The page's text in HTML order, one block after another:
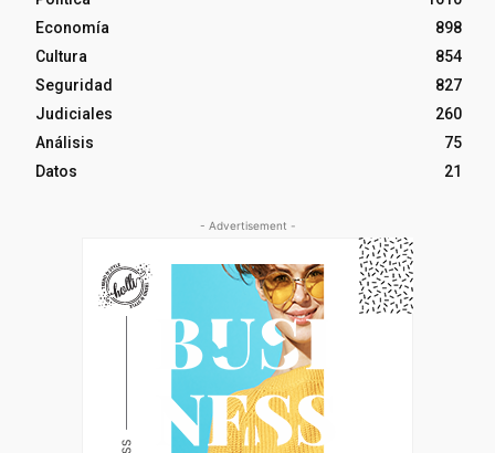
Economía
898
Cultura
854
Seguridad
827
Judiciales
260
Análisis
75
Datos
21
- Advertisement -